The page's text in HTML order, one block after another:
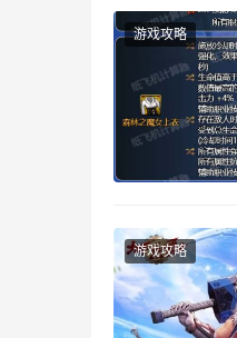
游戏攻略
游戏攻略